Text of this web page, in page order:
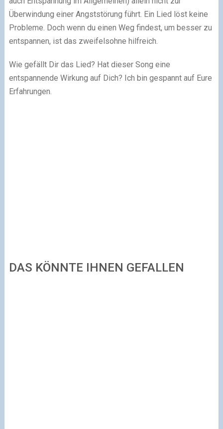
Überwindung einer Angststörung führt. Ein Lied löst keine
Probleme. Doch wenn du einen Weg findest, um besser zu
entspannen, ist das zweifelsohne hilfreich.
Wie gefällt Dir das Lied? Hat dieser Song eine
entspannende Wirkung auf Dich? Ich bin gespannt auf Eure
Erfahrungen.
DAS KÖNNTE IHNEN GEFALLEN